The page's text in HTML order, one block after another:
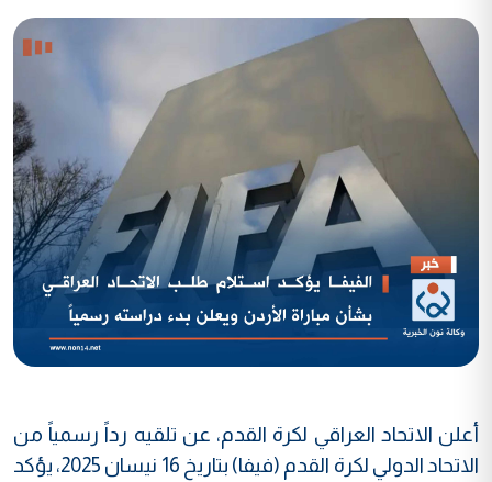
أعلن الاتحاد العراقي لكرة القدم، عن تلقيه رداً رسمياً من
الاتحاد الدولي لكرة القدم (فيفا) بتاريخ 16 نيسان 2025، يؤكد